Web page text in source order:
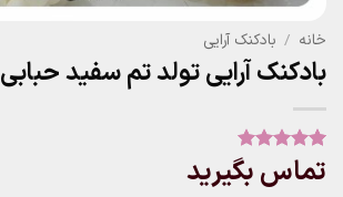
خانه / بادکنک آرایی
بادکنک آرایی تولد تم سفید حبابی
امتیاز
از
5 امتیاز
1
تماس بگیرید